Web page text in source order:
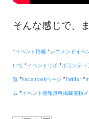
そんな感じで、
*イベント情報 *レコメンドイベ
いて *イベントリポ *ボランティ
覧 * Facebookページ *Twitter *
ム *イベント情報無料掲載依頼